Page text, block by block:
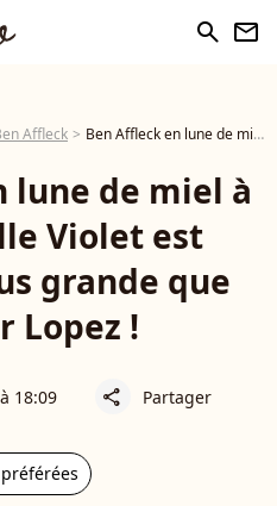
search newsletter
Affleck Ben Affleck en lune de miel à Paris : sa fille Violet est beaucoup plus grande que Jennifer Lopez !
lune de miel à
Violet est
grande que
Lopez !
18:09 share Partager